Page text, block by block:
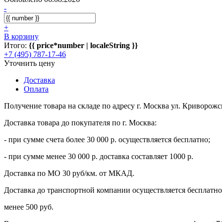
-
+
В корзину
Итого: {{ price*number | localeString }}
+7 (495) 787-17-46
Уточнить цену
Доставка
Оплата
Получение товара на складе по адресу г. Москва ул.
Доставка товара до покупателя по г. Москва:
- при сумме счета более 30 000 р. осуществляется бесплатно;
- при сумме менее 30 000 р. доставка составляет 1000 р.
Доставка по МО 30 руб/км. от МКАД.
Доставка до транспортной компании осуществляется
менее 500 руб.